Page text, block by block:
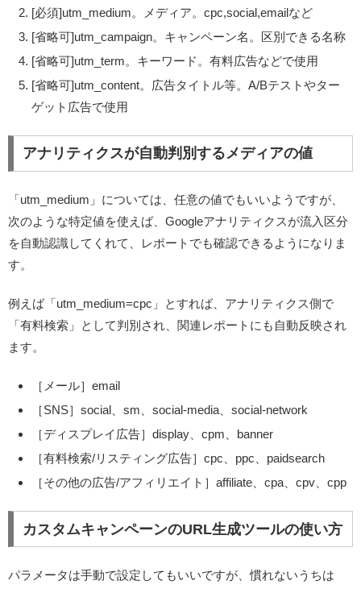
[必須]utm_medium。メディア。cpc,social,emailなど
[省略可]utm_campaign。キャンペーン名。区別できる名称
[省略可]utm_term。キーワード。有料広告などで使用
[省略可]utm_content。広告タイトル等。A/Bテストやター
ゲット広告で使用
アナリティクスが自動判別するメディアの値
「utm_medium」については、任意の値でもいいようですが、
次のような特定値を使えば、Googleアナリティクスが流入区分
を自動認識してくれて、レポートでも確認できるようになりま
す。
例えば「utm_medium=cpc」とすれば、アナリティクス側で
「有料検索」として判別され、関連レポートにも自動反映され
ます。
［メール］email
［SNS］social、sm、social-media、social-network
［ディスプレイ広告］display、cpm、banner
［有料検索/リスティング広告］cpc、ppc、paidsearch
［その他の広告/アフィリエイト］affiliate、cpa、cpv、cpp
カスタムキャンペーンのURL生成ツールの使い方
パラメータは手動で設定してもいいですが、慣れないうちは